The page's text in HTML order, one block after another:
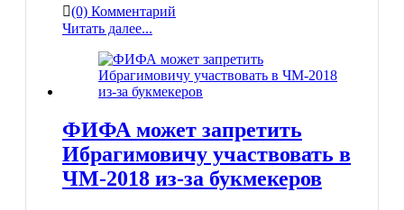
(0) Комментарий
Читать далее...
ФИФА может запретить
Ибрагимовичу участвовать в
ЧМ-2018 из-за букмекеров